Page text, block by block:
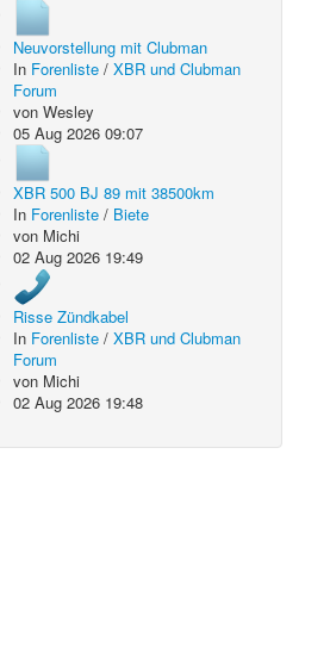
Neuvorstellung mit Clubman
In Forenliste /XBR und Clubman
Forum
vonWesley
05 Aug 2026 09:07
XBR 500 BJ 89 mit 38500km
In Forenliste / Biete
von Michi
02 Aug 2026 19:49
Risse Zündkabel
In Forenliste /XBR und Clubman
Forum
von Michi
02 Aug 2026 19:48